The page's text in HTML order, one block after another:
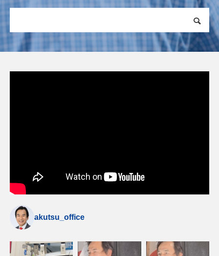
akutsu_office